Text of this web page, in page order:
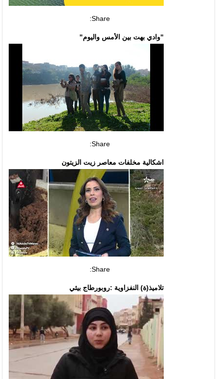
Share:
"وادي بهت بين الأمس واليوم"
Share:
اشكالية مخلفات معاصر زيت الزيتون
Share:
تلاميذ(ة) النفزاوية :روبورطاج بيئي